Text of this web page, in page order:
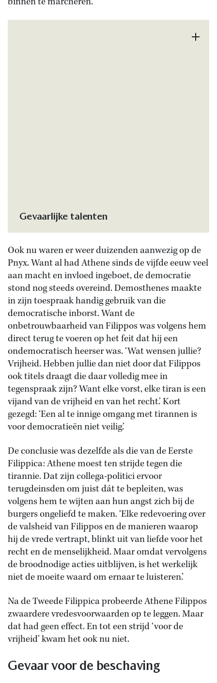
Gevaarlijke talenten
Ook nu waren er weer duizenden aanwezig op de
Pnyx. Want al had Athene sinds de vijfde eeuw veel
aan macht en invloed ingeboet, de democratie
stond nog steeds overeind. Demosthenes maakte
in zijn toespraak handig gebruik van die
democratische inborst. Want de
onbetrouwbaarheid van Filippos was volgens hem
direct terug te voeren op het feit dat hij een
ondemocratisch heerser was. ‘Wat wensen jullie?
Vrijheid. Hebben jullie dan niet door dat Filippos
ook titels draagt die daar volledig mee in
tegenspraak zijn? Want elke vorst, elke tiran is een
vijand van de vrijheid en van het recht.’ Kort
gezegd: ‘Een al te innige omgang met tirannen is
voor democratieën niet veilig.’
De conclusie was dezelfde als die van de Eerste
Filippica: Athene moest ten strijde tegen die
tirannie. Dat zijn collega-politici ervoor
terugdeinsden om juist dát te bepleiten, was
volgens hem te wijten aan hun angst zich bij de
burgers ongeliefd te maken. ‘Elke redevoering over
de valsheid van Filippos en de manieren waarop
hij de vrede vertrapt, blinkt uit van liefde voor het
recht en de menselijkheid. Maar omdat vervolgens
de broodnodige acties uitblijven, is het werkelijk
niet de moeite waard om ernaar te luisteren.’
Na de Tweede Filippica probeerde Athene Filippos
zwaardere vredesvoorwaarden op te leggen. Maar
dat had geen effect. En tot een strijd ‘voor de
vrijheid’ kwam het ook nu niet.
Gevaar voor de beschaving